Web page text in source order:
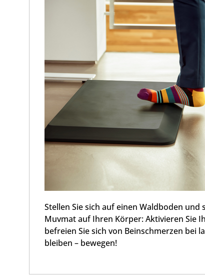
Stellen Sie sich auf einen Waldboden
Muvmat auf Ihren Körper: Aktivieren Sie
befreien Sie sich von Beinschmerzen bei
bleiben – bewegen!